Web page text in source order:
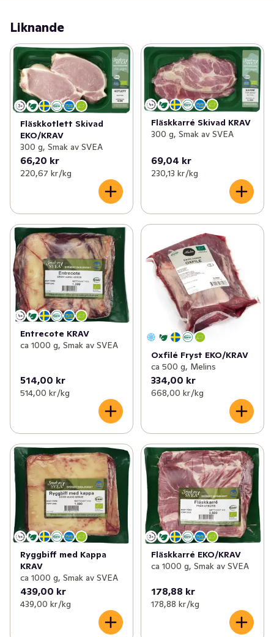
Liknande
Fläskkotlett Skivad
EKO/KRAV
300 g, Smak av SVEA
66,20 kr
220,67 kr /kg
Fläskkarré Skivad KRAV
300 g, Smak av SVEA
69,04 kr
230,13 kr /kg
Entrecote KRAV
ca 1000 g, Smak av SVEA
514,00 kr
514,00 kr /kg
Oxfilé Fryst EKO/KRAV
ca 500 g, Melins
334,00 kr
668,00 kr /kg
Ryggbiff med Kappa
KRAV
ca 1000 g, Smak av SVEA
439,00 kr
439,00 kr /kg
Fläskkarré EKO/KRAV
ca 1000 g, Smak av SVEA
178,88 kr
178,88 kr /kg